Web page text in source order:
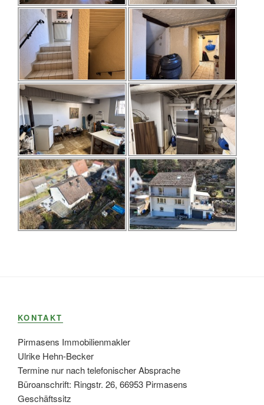
KONTAKT
Pirmasens Immobilienmakler
Ulrike Hehn-Becker
Termine nur nach telefonischer Absprache
Büroanschrift: Ringstr. 26, 66953 Pirmasens
Geschäftssitz